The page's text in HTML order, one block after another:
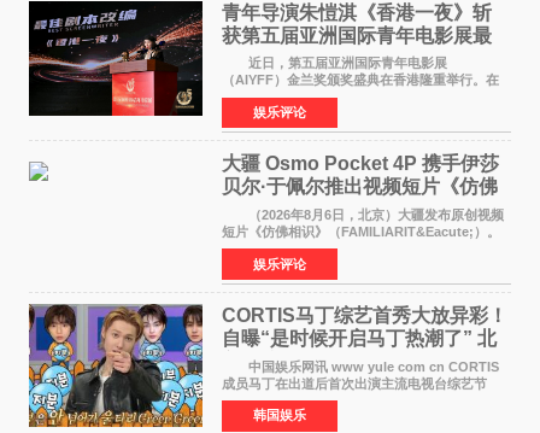
青年导演朱愷淇《香港一夜》斩
获第五届亚洲国际青年电影展最
佳剧本改编奖
近日，第五届亚洲国际青年电影展
（AIYFF）金兰奖颁奖盛典在香港隆重举行。在
这场汇聚数百位海内外电影人、文化界人士及媒
体代表的亚洲青年影视盛会上，香港本土电影
《香港一夜》（Dawn in Ho
娱乐评论
大疆 Osmo Pocket 4P 携手伊莎
贝尔·于佩尔推出视频短片《仿佛
相识》
（2026年8月6日，北京）大疆发布原创视频
短片《仿佛相识》（FAMILIARIT&Eacute;）。
视频短片由戛纳国际电影节最佳女演员伊莎贝尔·
于佩尔（Isabelle Huppert）主演，全程使用大
疆首款双主摄口
娱乐评论
CORTIS马丁综艺首秀大放异彩！
自曝“是时候开启马丁热潮了” 北
美巡演火热进行中
中国娱乐网讯 www yule com cn CORTIS
成员马丁在出道后首次出演主流电视台综艺节
目，展现了多才多艺的魅力。 马丁出演了5日
播出的MBC《Radio Star》Fashion与Passion
韩国娱乐